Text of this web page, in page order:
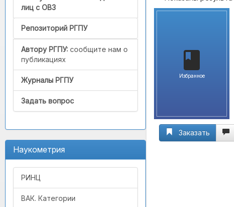
лиц с ОВЗ
Репозиторий РГПУ
Автору РГПУ: сообщите нам о
публикациях
Журналы РГПУ
Задать вопрос
Наукометрия
РИНЦ
ВАК. Категории
Избранное
Заказать